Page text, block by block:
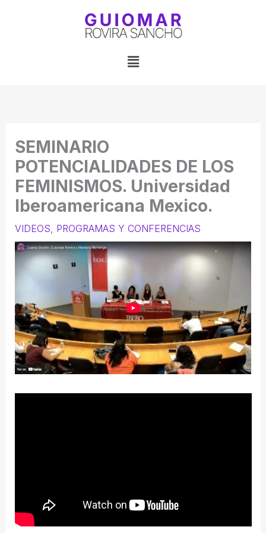
Menú
SEMINARIO
POTENCIALIDADES DE LOS
FEMINISMOS. Universidad
Iberoamericana Mexico.
VIDEOS, PROGRAMAS Y CONFERENCIAS